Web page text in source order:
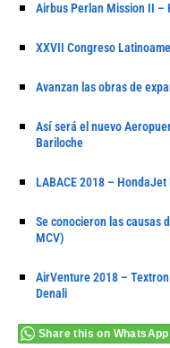
Airbus Perlan Mission II –
XXVII Congreso
Avanzan las obras de
Así será el nuevo
Bariloche
LABACE 2018 –
Se conocieron las causas
MCV)
AirVenture 2018 –
Denali
Share this on WhatsApp